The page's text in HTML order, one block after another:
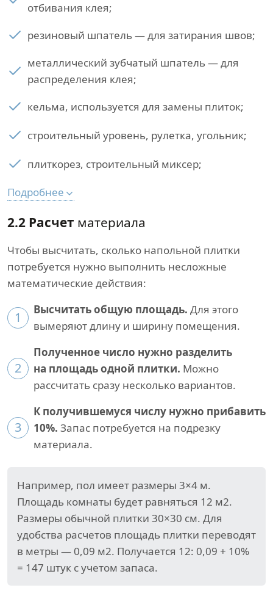
отбивания клея;
резиновый шпатель — для затирания швов;
металлический зубчатый шпатель — для
распределения клея;
кельма, используется для замены плиток;
строительный уровень, рулетка, угольник;
плиткорез, строительный миксер;
Подробнее
2.2 Расчет материала
Чтобы высчитать, сколько напольной плитки
потребуется нужно выполнить несложные
математические действия:
1 Высчитать общую площадь. Для этого
вымеряют длину и ширину помещения.
2
Полученное число нужно разделить
на площадь одной плитки. Можно
рассчитать сразу несколько вариантов.
3
К получившемуся числу нужно прибавить
10%. Запас потребуется на подрезку
материала.
Например, пол имеет размеры 3×4 м.
Площадь комнаты будет равняться 12 м2.
Размеры обычной плитки 30×30 см. Для
удобства расчетов площадь плитки переводят
в метры — 0,09 м2. Получается 12: 0,09 + 10%
= 147 штук с учетом запаса.